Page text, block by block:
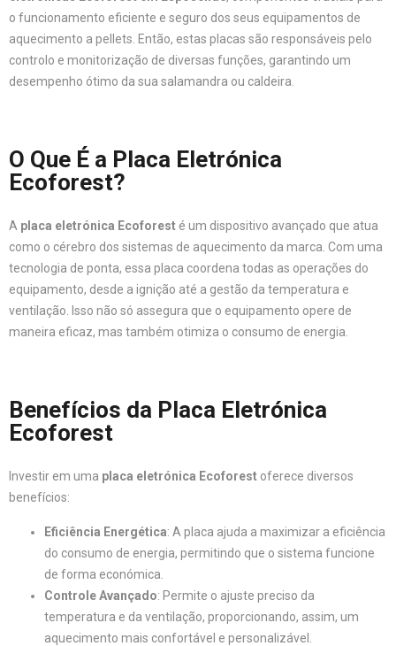
o funcionamento eficiente e seguro dos seus equipamentos de
aquecimento a pellets. Então, estas placas são responsáveis pelo
controlo e monitorização de diversas funções, garantindo um
desempenho ótimo da sua salamandra ou caldeira.
O Que É a Placa Eletrónica
Ecoforest?
A placa eletrónica Ecoforest é um dispositivo avançado que atua
como o cérebro dos sistemas de aquecimento da marca. Com uma
tecnologia de ponta, essa placa coordena todas as operações do
equipamento, desde a ignição até a gestão da temperatura e
ventilação. Isso não só assegura que o equipamento opere de
maneira eficaz, mas também otimiza o consumo de energia.
Benefícios da Placa Eletrónica
Ecoforest
Investir em uma placa eletrónica Ecoforest oferece diversos
benefícios:
Eficiência Energética: A placa ajuda a maximizar a eficiência
do consumo de energia, permitindo que o sistema funcione
de forma económica.
Controle Avançado: Permite o ajuste preciso da
temperatura e da ventilação, proporcionando, assim, um
aquecimento mais confortável e personalizável.